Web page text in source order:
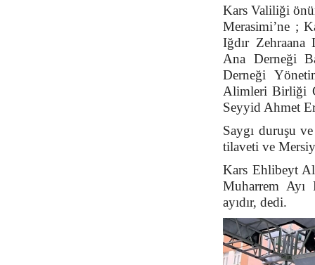
Kars Valiliği
Merasimi’ne ;
Iğdır Zehraana
Ana Derneği
Derneği
Alimleri Birliği
Seyyid Ahmet
Saygı duruşu
tilaveti ve
Kars Ehlibeyt
Muharrem Ayı
ayıdır, dedi.